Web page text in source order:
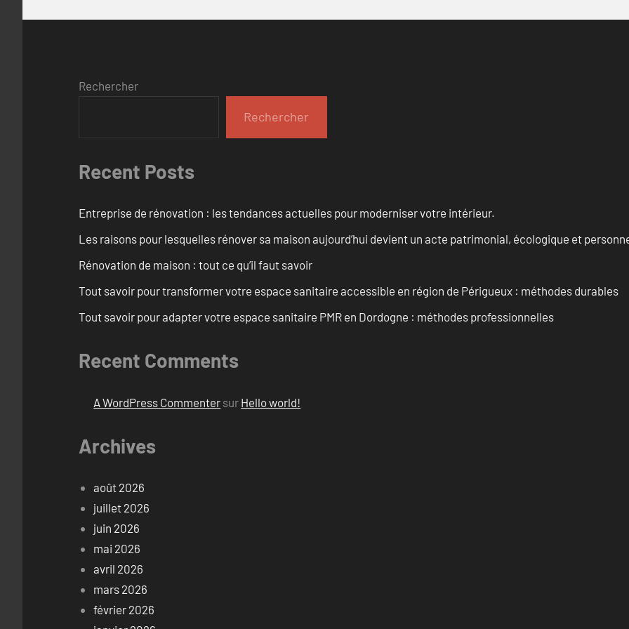
Rechercher
Rechercher
Recent Posts
Entreprise de rénovation : les tendances actuelles pour moderniser votre intérieur.
Les raisons pour lesquelles rénover sa maison aujourd’hui devient un acte patrimonial, écologique et
Rénovation de maison : tout ce qu’il faut savoir
Tout savoir pour transformer votre espace sanitaire accessible en région de Périgueux : méthodes durables
Tout savoir pour adapter votre espace sanitaire PMR en Dordogne : méthodes professionnelles
Recent Comments
A WordPress Commenter sur Hello world!
Archives
août 2026
juillet 2026
juin 2026
mai 2026
avril 2026
mars 2026
février 2026